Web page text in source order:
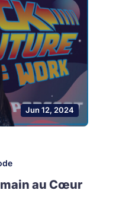
Jun 12, 2024
au Cœur